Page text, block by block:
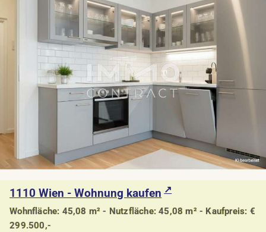
1110 Wien - Wohnung kaufen
Wohnfläche: 45,08 m² - Nutzfläche: 45,08 m² - Kaufpreis: €
299.500,-